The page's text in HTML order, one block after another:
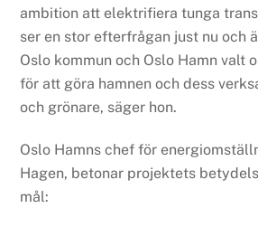
ambition att elektrifiera tunga
ser en stor efterfrågan just nu och
Oslo kommun och Oslo Hamn valt
för att göra hamnen och dess
och grönare, säger hon.
Oslo Hamns chef för
Hagen, betonar projektets
mål: